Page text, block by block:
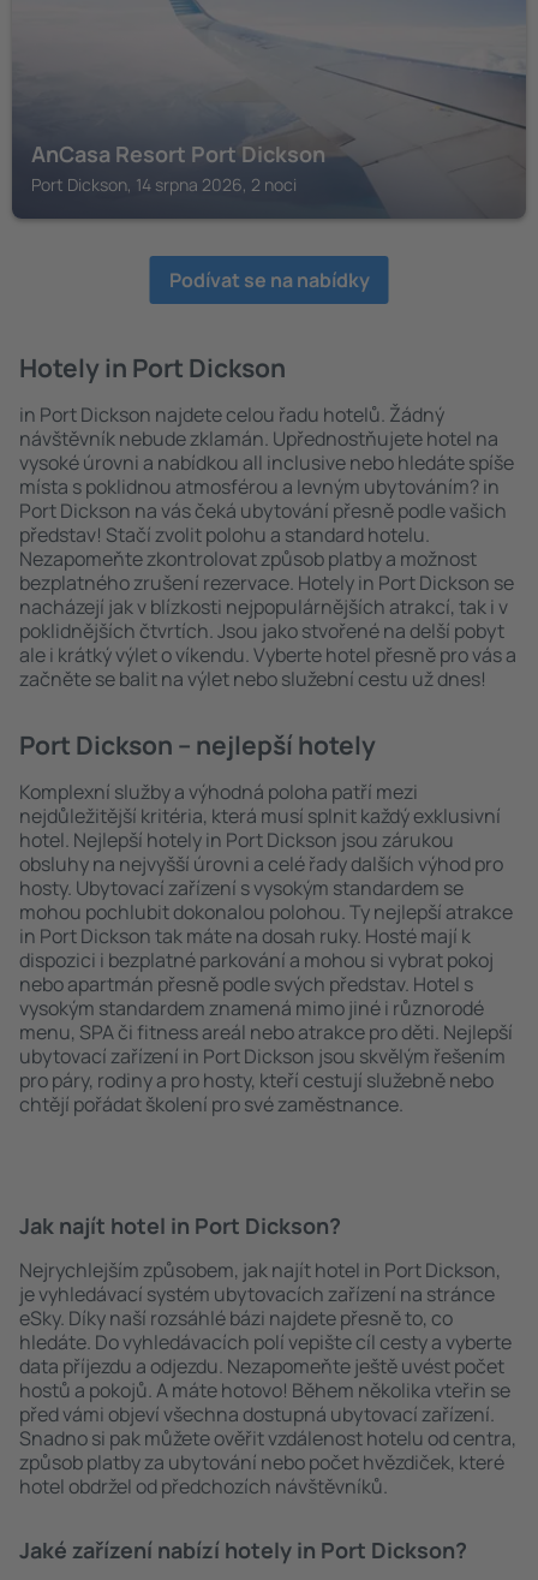
AnCasa Resort Port Dickson
Port Dickson, 14 srpna 2026, 2 noci
Podívat se na nabídky
Hotely in Port Dickson
in Port Dickson najdete celou řadu hotelů. Žádný
návštěvník nebude zklamán. Upřednostňujete hotel na
vysoké úrovni a nabídkou all inclusive nebo hledáte spíše
místa s poklidnou atmosférou a levným ubytováním? in
Port Dickson na vás čeká ubytování přesně podle vašich
představ! Stačí zvolit polohu a standard hotelu.
Nezapomeňte zkontrolovat způsob platby a možnost
bezplatného zrušení rezervace. Hotely in Port Dickson se
nacházejí jak v blízkosti nejpopulárnějších atrakcí, tak i v
poklidnějších čtvrtích. Jsou jako stvořené na delší pobyt
ale i krátký výlet o víkendu. Vyberte hotel přesně pro vás a
začněte se balit na výlet nebo služební cestu už dnes!
Port Dickson – nejlepší hotely
Komplexní služby a výhodná poloha patří mezi
nejdůležitější kritéria, která musí splnit každý exklusivní
hotel. Nejlepší hotely in Port Dickson jsou zárukou
obsluhy na nejvyšší úrovni a celé řady dalších výhod pro
hosty. Ubytovací zařízení s vysokým standardem se
mohou pochlubit dokonalou polohou. Ty nejlepší atrakce
in Port Dickson tak máte na dosah ruky. Hosté mají k
dispozici i bezplatné parkování a mohou si vybrat pokoj
nebo apartmán přesně podle svých představ. Hotel s
vysokým standardem znamená mimo jiné i různorodé
menu, SPA či fitness areál nebo atrakce pro děti. Nejlepší
ubytovací zařízení in Port Dickson jsou skvělým řešením
pro páry, rodiny a pro hosty, kteří cestují služebně nebo
chtějí pořádat školení pro své zaměstnance.
Jak najít hotel in Port Dickson?
Nejrychlejším způsobem, jak najít hotel in Port Dickson,
je vyhledávací systém ubytovacích zařízení na stránce
eSky. Díky naší rozsáhlé bázi najdete přesně to, co
hledáte. Do vyhledávacích polí vepište cíl cesty a vyberte
data příjezdu a odjezdu. Nezapomeňte ještě uvést počet
hostů a pokojů. A máte hotovo! Během několika vteřin se
před vámi objeví všechna dostupná ubytovací zařízení.
Snadno si pak můžete ověřit vzdálenost hotelu od centra,
způsob platby za ubytování nebo počet hvězdiček, které
hotel obdržel od předchozích návštěvníků.
Jaké zařízení nabízí hotely in Port Dickson?